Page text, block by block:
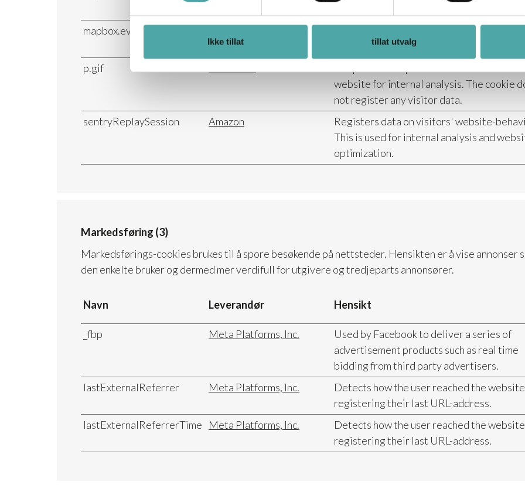
Ikke tillat tillat utvalg
mapbox.eventData:#
p.gif
website for internal analysis. The cookie
not register any visitor data.
sentryReplaySession Amazon
Registers data on visitors' website-
This is used for internal analysis and
optimization.
Markedsføring (3)
Markedsførings-cookies brukes til å spore besøkende på nettsteder. Hensikten er å vise annonser
den enkelte bruker og dermed mer verdifull for utgivere og tredjeparts annonsører.
Navn Leverandør Hensikt
_fbp Meta Platforms, Inc.
Used by Facebook to deliver a series of
advertisement products such as real time
bidding from third party advertisers.
lastExternalReferrer
Meta Platforms, Inc.
Detects how the user reached the
registering their last URL-address.
lastExternalReferrerTime
Meta Platforms, Inc.
Detects how the user reached the
registering their last URL-address.